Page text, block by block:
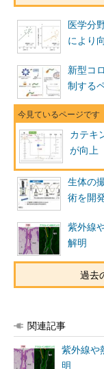
医学分
により
新型コ
制する
カテキ
が向上
生体の
術を開
紫外線
解明
過去
関連記事
紫外線や
明